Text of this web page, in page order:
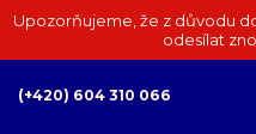
Upozorňujeme, že z důvodu
odesílat
(+420) 604 310 066